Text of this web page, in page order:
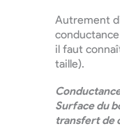
Autrement
il faut
taille).
Surface du
transfert de